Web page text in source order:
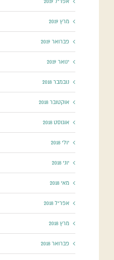
אפריל 2019
מרץ 2019
פברואר 2019
ינואר 2019
נובמבר 2018
אוקטובר 2018
אוגוסט 2018
יולי 2018
יוני 2018
מאי 2018
אפריל 2018
מרץ 2018
פברואר 2018